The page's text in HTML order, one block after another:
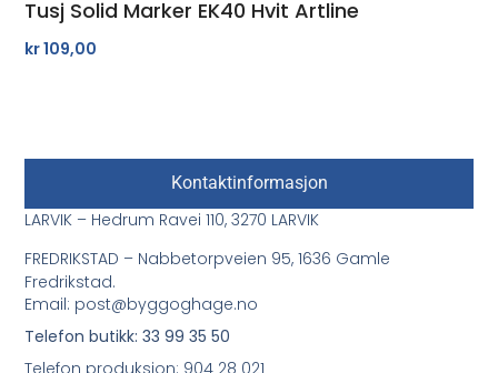
Tusj Solid Marker EK40 Hvit Artline
kr109,00
Kontaktinformasjon
LARVIK – Hedrum Ravei 110, 3270 LARVIK
FREDRIKSTAD – Nabbetorpveien 95, 1636 Gamle
Fredrikstad.
Email: post@byggoghage.no
Telefon butikk: 33 99 35 50
Telefon produksjon: 904 28 021